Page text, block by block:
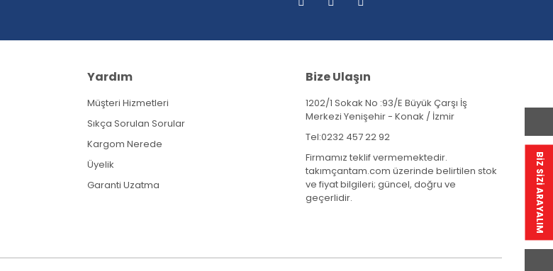
Yardım
Müşteri Hizmetleri
Sıkça Sorulan Sorular
Kargom Nerede
Üyelik
Garanti Uzatma
Bize Ulaşın
1202/1 Sokak No :93/E Büyük Çarşı İş
Merkezi Yenişehir - Konak / İzmir
Tel:0232 457 22 92
Firmamız teklif vermemektedir.
takımçantam.com üzerinde belirtilen stok
ve fiyat bilgileri; güncel, doğru ve
geçerlidir.
BİZ SİZİ ARAYALIM